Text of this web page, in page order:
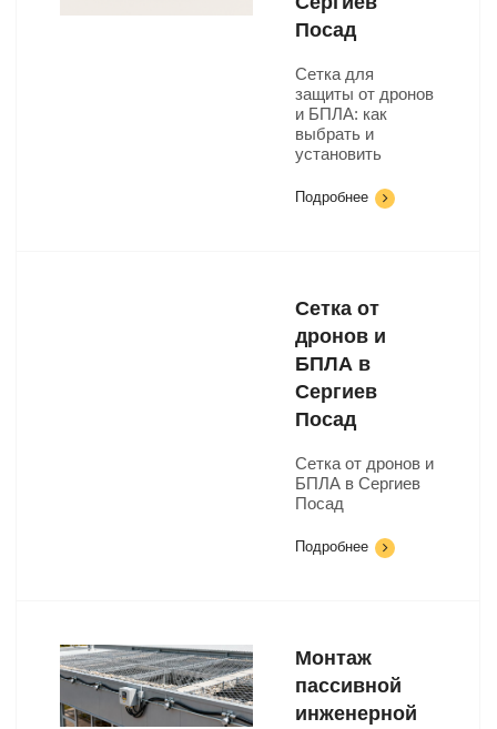
Посад
Сетка для
защиты от дронов
и БПЛА: как
выбрать и
установить
Подробнее
Сетка от
дронов и
БПЛА в
Сергиев
Посад
Сетка от дронов и
БПЛА в Сергиев
Посад
Подробнее
Монтаж
пассивной
инженерной